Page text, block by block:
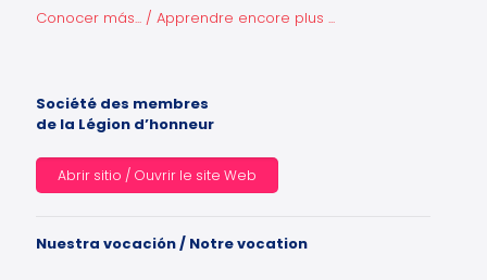
Conocer más... / Apprendre encore plus ...
Société des membres
de la Légion d’honneur
Abrir sitio / Ouvrir le site Web
Nuestra vocación / Notre vocation